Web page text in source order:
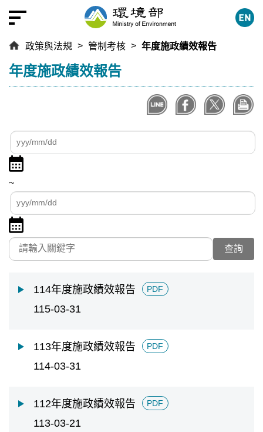
跳
到
要
內
政策與法規 管制考核
年度施政績效報告
:::
年度施政績效報告
查
詢
日
區
間
查
詢
起
期
點
選
擇
日
期
日
~
查
詢
迄
日
點
擊
關鍵字
114年度施政績效報告 PDF
115-03-31
113年度施政績效報告 PDF
114-03-31
112年度施政績效報告 PDF
113-03-21